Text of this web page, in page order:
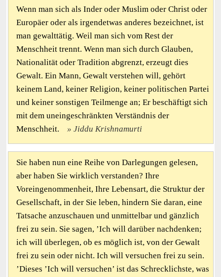
Wenn man sich als Inder oder Muslim oder Christ oder
Europäer oder als irgendetwas anderes bezeichnet, ist
man gewalttätig. Weil man sich vom Rest der
Menschheit trennt. Wenn man sich durch Glauben,
Nationalität oder Tradition abgrenzt, erzeugt dies
Gewalt. Ein Mann, Gewalt verstehen will, gehört
keinem Land, keiner Religion, keiner politischen Partei
und keiner sonstigen Teilmenge an; Er beschäftigt sich
mit dem uneingeschränkten Verständnis der
Menschheit.
Jiddu Krishnamurti
Sie haben nun eine Reihe von Darlegungen gelesen,
aber haben Sie wirklich verstanden? Ihre
Voreingenommenheit, Ihre Lebensart, die Struktur der
Gesellschaft, in der Sie leben, hindern Sie daran, eine
Tatsache anzuschauen und unmittelbar und gänzlich
frei zu sein. Sie sagen, ’Ich will darüber nachdenken;
ich will überlegen, ob es möglich ist, von der Gewalt
frei zu sein oder nicht. Ich will versuchen frei zu sein.
’Dieses ’Ich will versuchen’ ist das Schrecklichste, was